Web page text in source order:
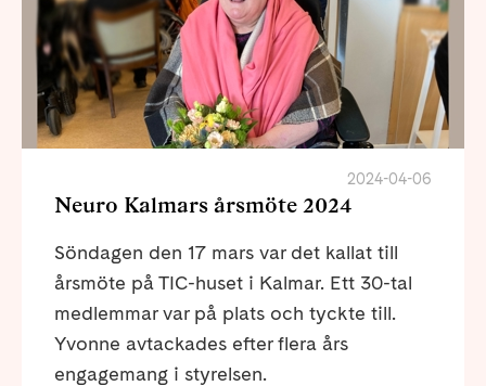
2024-04-06
Neuro Kalmars årsmöte 2024
Söndagen den 17 mars var det kallat till
årsmöte på TIC-huset i Kalmar. Ett 30-tal
medlemmar var på plats och tyckte till.
Yvonne avtackades efter flera års
engagemang i styrelsen.